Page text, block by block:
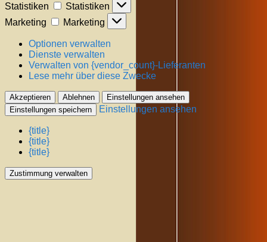
Statistiken
Statistiken
Marketing
Marketing
Optionen verwalten
Dienste verwalten
Verwalten von {vendor_count}-Lieferanten
Lese mehr über diese Zwecke
Akzeptieren Ablehnen
Einstellungen ansehen
Einstellungen speichern
Einstellungen ansehen
{title}
{title}
{title}
Zustimmung verwalten